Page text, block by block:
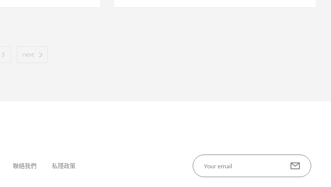
3 next
聯絡我們 私隱政策